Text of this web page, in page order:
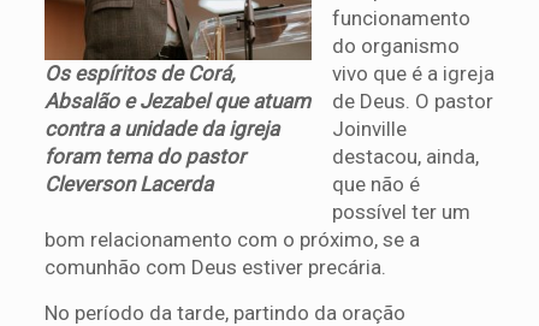
Os espíritos de Corá,
Absalão e Jezabel que atuam
contra a unidade da igreja
foram tema do pastor
Cleverson Lacerda
funcionamento
do organismo
vivo que é a igreja
de Deus. O pastor
Joinville
destacou, ainda,
que não é
possível ter um
bom relacionamento com o próximo, se a
comunhão com Deus estiver precária.
No período da tarde, partindo da oração